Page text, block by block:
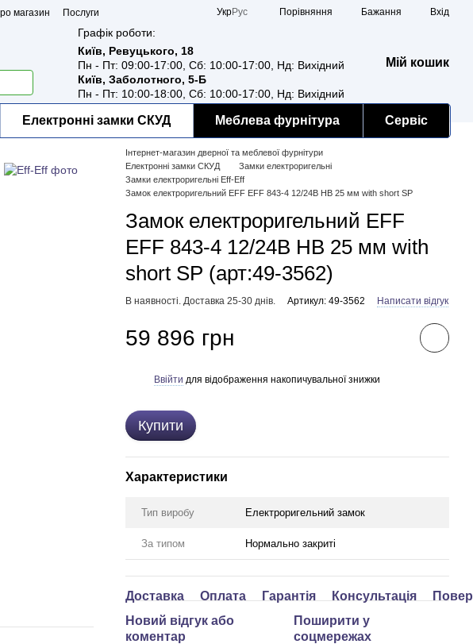
магазин
Послуги
УкрРус Порівняння Бажання Вхід
Графік роботи:
Київ, Ревуцького, 18
Пн - Пт: 09:00-17:00, Сб: 10:00-17:00, Нд: Вихідний
Київ, Заболотного, 5-Б
Пн - Пт: 10:00-18:00, Сб: 10:00-17:00, Нд: Вихідний
Мій кошик
Електронні замки СКУД Меблева фурнітура Сервіс
Інтернет-магазин дверної та меблевої фурнітури
Електронні замки СКУД
Замки електроригельні
Замки електроригельні Eff-Eff
Замок електроригельний EFF EFF 843-4 12/24В НВ 25 мм with short SP
Замок електроригельний EFF
EFF 843-4 12/24В НВ 25 мм with
short SP (арт:49-3562)
В наявності. Доставка 25-30 днів. Артикул: 49-3562 Написати відгук
59 896 грн
Ввійти для відображення накопичувальної знижки
Купити
Характеристики
Тип виробу Електроригельний замок
За типом Нормально закриті
Доставка Оплата Гарантія Консультація
Новий відгук або
коментар
Поширити у
соцмережах